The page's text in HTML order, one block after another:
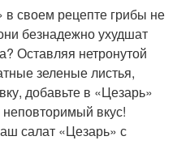
в своем рецепте грибы не
безнадежно ухудшат
Оставляя нетронутой
зеленые листья,
добавьте в «Цезарь»
вкус!
салат «Цезарь» с